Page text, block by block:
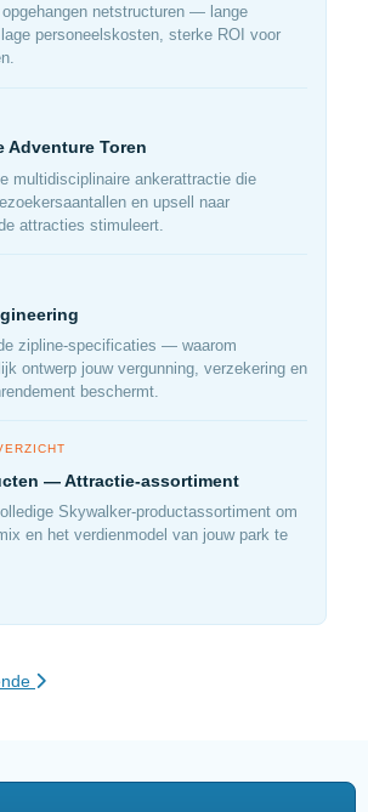
opgehangen netstructuren — lange
personeelskosten, sterke ROI voor
Adventure Toren
multidisciplinaire ankerattractie die
en upsell naar
attracties stimuleert.
zipline-specificaties — waarom
ontwerp jouw vergunning, verzekering en
beschermt.
— Attractie-assortiment
Skywalker-productassortiment om
en het verdienmodel van jouw park te
in een Zipline
artikel: Auto Belays in de Klimhal: